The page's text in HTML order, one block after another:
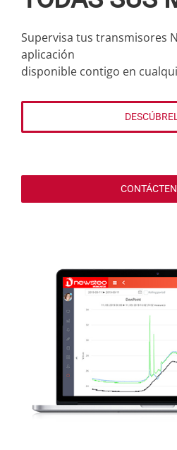
Supervisa tus transmisores
aplicación
disponible contigo en